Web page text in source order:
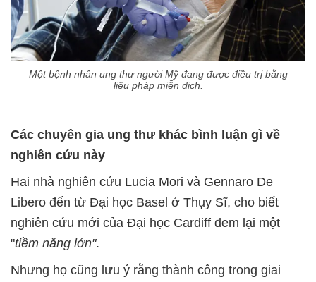
Một bệnh nhân ung thư người Mỹ đang được điều trị bằng
liệu pháp miễn dịch.
Các chuyên gia ung thư khác bình luận gì về
nghiên cứu này
Hai nhà nghiên cứu Lucia Mori và Gennaro De
Libero đến từ Đại học Basel ở Thụy Sĩ, cho biết
nghiên cứu mới của Đại học Cardiff đem lại một
"tiềm năng lớn".
Nhưng họ cũng lưu ý rằng thành công trong giai